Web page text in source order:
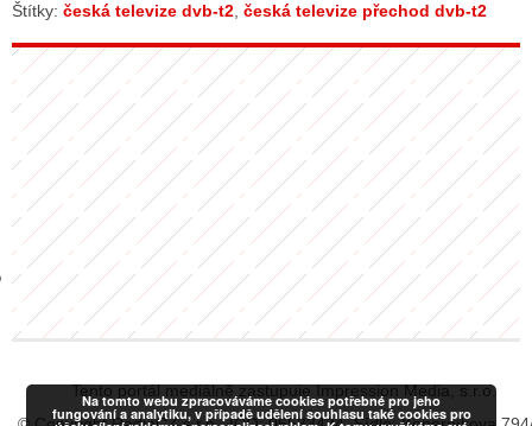
STÁT BLOGEREM
BLOGERA
DISKUTÉRA NA RADIOTV
STARŠÍCH DISKUZÍ
Štítky: česká televize dvb-t2 česká televize přechod dvb-t2
Tento portál mediálně zastupuje Impression Media, s.r.o.
Na tomto webu zpracováváme cookies potřebné pro jeho
fungování a analytiku, v případě udělení souhlasu také cookies pro